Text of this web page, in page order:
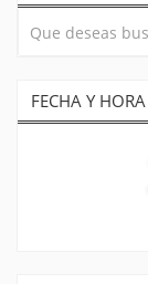
FECHA Y HORA